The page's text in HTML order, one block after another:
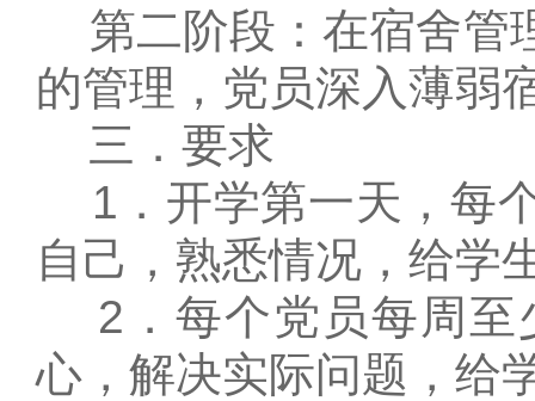
第二阶段：在宿舍管
的管理，党员深入薄弱
三．要求
1．开学第一天，每
自己，熟悉情况，给学
2．每个党员每周至
心，解决实际问题，给